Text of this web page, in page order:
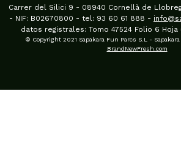
Carrer del Silici 9 - 08940 Cornellà de
- NIF: B02670800 - tel: 93 60 61 888 -
datos registrales: Tomo 47524 Folio 6 Hoja
© Copyright 2021 Sapakara Fun Parcs S.L -
BrandNewFresh.com